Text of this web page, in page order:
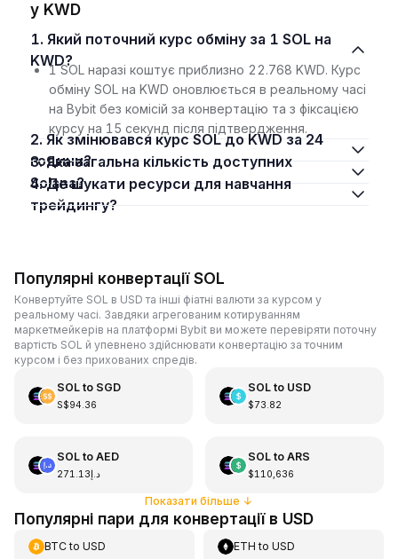
у KWD
1. Який поточний курс обміну за 1 SOL на
KWD?
1 SOL наразі коштує приблизно 22.768 KWD. Курс
обміну SOL на KWD оновлюється в реальному часі
на Bybit без комісій за конвертацію та з фіксацією
курсу на 15 секунд після підтвердження.
2. Як змінювався курс SOL до KWD за 24
години?
3. Яка загальна кількість доступних
Solana?
4. Де шукати ресурси для навчання
трейдингу?
Популярні конвертації SOL
Конвертуйте SOL в USD та інші фіатні валюти за курсом у
реальному часі. Завдяки агрегованим котируванням
маркетмейкерів на платформі Bybit ви можете перевіряти поточну
вартість SOL й упевнено здійснювати конвертацію за точним
курсом і без прихованих спредів.
SOLto SGD
S$94.36
SOLto USD
$73.82
SOLto AED
د.إ271.13
SOLto ARS
$110,636
Показати більше ↓
Популярні пари для конвертації в USD
BTCto USD ETH toUSD